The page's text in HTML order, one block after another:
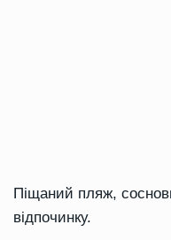
Піщаний пляж,
відпочинку.